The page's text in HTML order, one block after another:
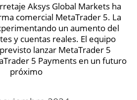
Aksys Global Markets ha
comercial MetaTrader 5. La
un aumento del
y cuentas reales. El equipo
lanzar MetaTrader 5
5 Payments en un futuro
próximo